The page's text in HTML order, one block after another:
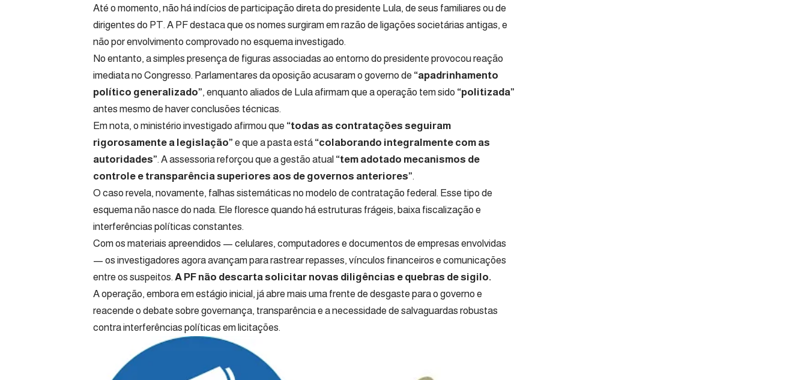
Até o momento, não há indícios de participação direta do presidente Lula, de seus familiares ou de
dirigentes do PT. A PF destaca que os nomes surgiram em razão de ligações societárias antigas, e
não por envolvimento comprovado no esquema investigado.
No entanto, a simples presença de figuras associadas ao entorno do presidente provocou reação
imediata no Congresso. Parlamentares da oposição acusaram o governo de “apadrinhamento
político generalizado”, enquanto aliados de Lula afirmam que a operação tem sido “politizada”
antes mesmo de haver conclusões técnicas.
Em nota, o ministério investigado afirmou que “todas as contratações seguiram
rigorosamente a legislação” e que a pasta está “colaborando integralmente com as
autoridades”. A assessoria reforçou que a gestão atual “tem adotado mecanismos de
controle e transparência superiores aos de governos anteriores”.
O caso revela, novamente, falhas sistemáticas no modelo de contratação federal. Esse tipo de
esquema não nasce do nada. Ele floresce quando há estruturas frágeis, baixa fiscalização e
interferências políticas constantes.
Com os materiais apreendidos — celulares, computadores e documentos de empresas envolvidas
— os investigadores agora avançam para rastrear repasses, vínculos financeiros e comunicações
entre os suspeitos. A PF não descarta solicitar novas diligências e quebras de sigilo.
A operação, embora em estágio inicial, já abre mais uma frente de desgaste para o governo e
reacende o debate sobre governança, transparência e a necessidade de salvaguardas robustas
contra interferências políticas em licitações.